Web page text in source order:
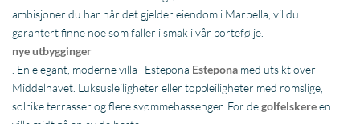
ambisjoner du har når det gjelder eiendom i Marbella, vil du
garantert finne noe som faller i smak i vår portefølje.
nye utbygginger
. En elegant, moderne villa i Estepona Estepona med utsikt over
Middelhavet. Luksusleiligheter eller toppleiligheter med romslige,
solrike terrasser og flere svømmebassenger. For degolfelskereen